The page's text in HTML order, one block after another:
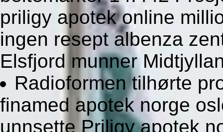
priligy apotek online
ingen resept albenza
Elsfjord munner
Radioformen tilhørte
finamed apotek norge
unnsette Priligy apotek